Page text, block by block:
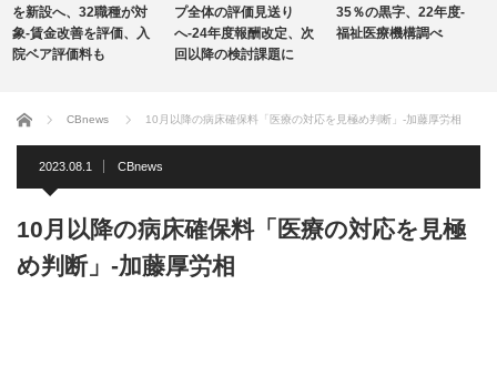
プ全体の評価見送り
へ-24年度報酬改定、次
回以降の検討課題に
35％の黒字、22年度-
福祉医療機構調べ
35％の黒字、22年度-
福祉医療機構調べ
ホーム CBnews 10月以降の病床確保料「医療の対応を見極め判断」-加藤厚労相
2023.08.1 CBnews
10月以降の病床確保料「医療の対応を見極
め判断」-加藤厚労相